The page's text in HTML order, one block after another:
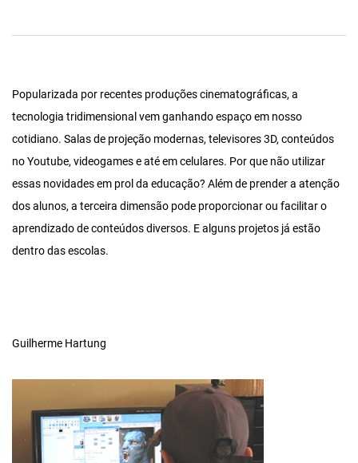
Popularizada por recentes produções cinematográficas, a
tecnologia tridimensional vem ganhando espaço em nosso
cotidiano. Salas de projeção modernas, televisores 3D, conteúdos
no Youtube, videogames e até em celulares. Por que não utilizar
essas novidades em prol da educação? Além de prender a atenção
dos alunos, a terceira dimensão pode proporcionar ou facilitar o
aprendizado de conteúdos diversos. E alguns projetos já estão
dentro das escolas.
Guilherme Hartung